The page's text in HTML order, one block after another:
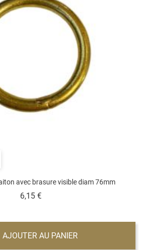
avec brasure visible diam 76mm
6,15 €Prix
AJOUTER AU PANIER